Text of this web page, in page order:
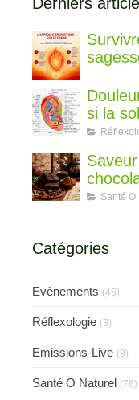
frais
si la
votre
Santé O
Catégories
Evènements (45)
Réflexologie (3)
Emissions-Live (9)
Santé O Naturel (76)